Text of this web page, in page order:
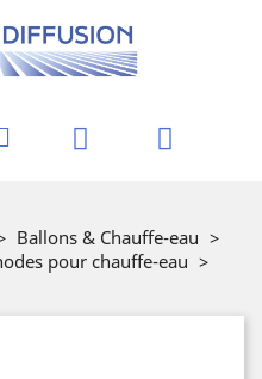
Ballons & Chauffe-eau >
pour chauffe-eau >